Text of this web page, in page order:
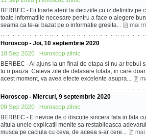
BERBEC - Fii foarte atent la deciziile cu iz definitiv pe
toate informatiile necesare pentru a face o alegere
seama ca te-ai bazat pe o informatie gresita...
mai
Horoscop - Joi, 10 septembrie 2020
10 Sep 2020 |
Horoscop zilnic
BERBEC - Ai ajuns la un final de etapa si nu ar trebui
tu o pauza. Cateva zile de detasare totala, in care
acest moment, va avea efecte excelente asupra...
Horoscop - Miercuri, 9 septembrie 2020
09 Sep 2020 |
Horoscop zilnic
BERBEC - E nevoie de o discutie sincera fata in fata
altuia unele explicatii menite sa restabileasca
musca pe caciula cu ceva, de aceea s-ar cere...
mai